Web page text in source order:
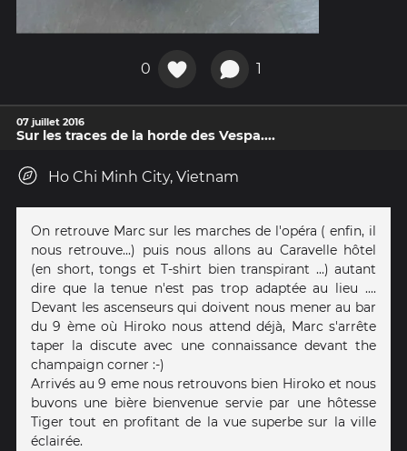
0 1
07 juillet 2016
Sur les traces de la horde des Vespa....
Ho Chi Minh City, Vietnam
On retrouve Marc sur les marches de l'opéra ( enfin, il
nous retrouve...) puis nous allons au Caravelle hôtel
(en short, tongs et T-shirt bien transpirant ...) autant
dire que la tenue n'est pas trop adaptée au lieu ....
Devant les ascenseurs qui doivent nous mener au bar
du 9 ème où Hiroko nous attend déjà, Marc s'arrête
taper la discute avec une connaissance devant the
champaign corner :-)
Arrivés au 9 eme nous retrouvons bien Hiroko et nous
buvons une bière bienvenue servie par une hôtesse
Tiger tout en profitant de la vue superbe sur la ville
éclairée.